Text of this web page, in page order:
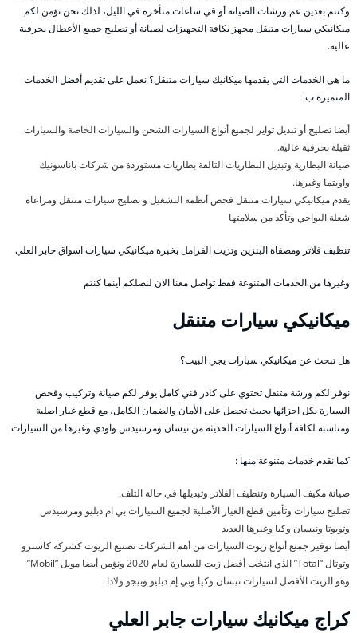
وكنتم بعدين عم ورشات الصيانة أو قي ساعات متأخرة في الليل، لذلك نحن نؤمن لكم
ميكانيكي سيارات متنقل مجهز بكافة التجهيزات لصيانة أو تصليح جميع الأعطال بحرفية
عالية.
ما هي الخدمات التي يقدمها ميكانيك سيارات متنقل؟ نعمل على تقديم أفضل الخدمات
المتميزة ب:
أيضا تصليح أو تبديل تواير لجميع أنواع السيارات الشحن والسيارات الخاصة والسيارات
ثقيلة بحرفية عالية.
صيانة البطارية وتبديل البطاريات التالفة بطاريات مستوردة من شركات باناسونيك
واوبتما وغيرها.
يقدم ميكانيكي سيارات متنقل فحص أنظمة التشغيل و تصليح سيارات متنقل ومراعاة
شعلة البواجي وتأكد من سلامتها
تنظيف فلاتر ومصفاة البنزين وتزيت الفرامل بخبرة ميكانيكي سيارات اسواق جابر العلي
وغيرها من الخدمات المتنوعة فقط تواصل معنا الان لنصلكم أينما كنتم
ميكانيكي سيارات متنقل
هل تبحث عن ميكانيكي سيارات يجي البيت؟
نوفر لكم ورشة متنقل تحتوي على كادر فني كامل يوفر لكم صيانة وتركيب وفحص
السيارة بكل اجزائها بحيث تحصل على الأمان والضمان الكامل، مع قطع غيار اصلية
ومناسبة لكافة أنواع السيارات الحديثة من نيسان ومرسيدس واودي وغيرها من السيارات
كما نقدم خدمات متنوعة منها :
صيانة مكيف السيارة وتنظيف الفلاتر وتبديلها في حالة التلف.
تصليح سيارات وتأمين قطع الغيار الأصلية لجميع السيارات بي ام دبليو ومرسيدس
وتويوتا ونيسان وكيا وغيرها العديد
أيضا توفير جميع أنواع زيوت السيارات من أهم الشركات تصنيع الزيوت كشركة كاسترو
وتوتال “Total” الذي انتخب أفضل زيت للسيارة لعام 2020 ونؤمن أيضا موبل “Mobil”
وهو الزيت الأفضل لسيارات نيسان وكيا وبي إم دبليو وبيجو ولادا
كراج ميكانيك سيارات جابر العلي